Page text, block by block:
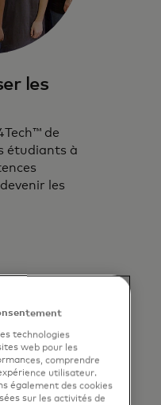
les
de
étudiants à
les
technologies
web pour les
comprendre
utilisateur.
également des cookies
sur les activités de